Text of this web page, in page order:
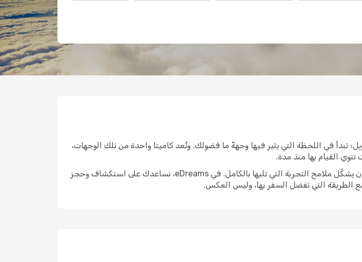
تبدأ في اللحظة التي يثير فيها وجهةٌ ما فضولك. وتُعد كاميتا واحدة من تلك الوجهات،
القيام بها منذ مدة.
الوصول إلى هناك هو الخطوة الأولى الحقيقية. واختيار الرحلة المناسبة يمكن أن يشكّل ملامح التجربة التي تليها بالكامل. في eDreams، نساعدك على استكشاف وحجز
الطريقة التي تفضل السفر بها، وليس العكس.